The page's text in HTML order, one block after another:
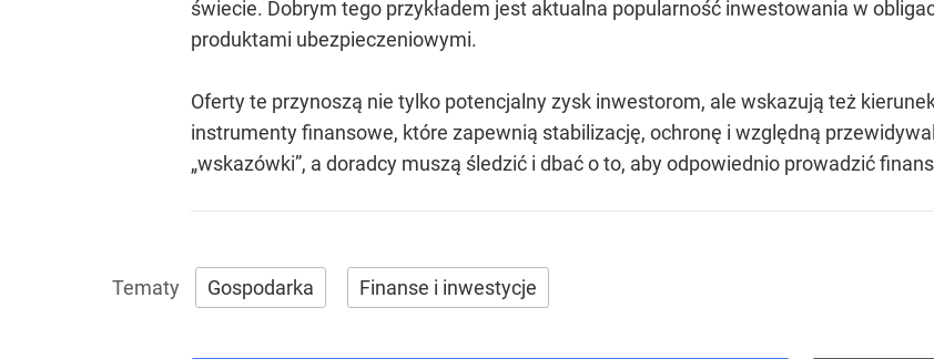
świecie. Dobrym tego przykładem jest aktualna popularność inwestowania w
produktami ubezpieczeniowymi.
Oferty te przynoszą nie tylko potencjalny zysk inwestorom, ale wskazują też
instrumenty finansowe, które zapewnią stabilizację, ochronę i względną
„wskazówki”, a doradcy muszą śledzić i dbać o to, aby odpowiednio prowadzić
Gospodarka Finanse i inwestycje